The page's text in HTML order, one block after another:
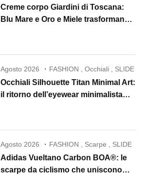
Creme corpo Giardini di Toscana:
Blu Mare e Oro e Miele trasformano
Agosto 2026 FASHION ,Occhiali SLIDE
Occhiali Silhouette Titan Minimal Art:
il ritorno dell’eyewear minimalista
Agosto 2026 FASHION Scarpe SLIDE
Adidas Vueltano Carbon BOA®: le
scarpe da ciclismo che uniscono